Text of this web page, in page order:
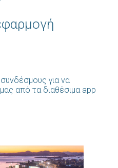
για να
από τα διαθέσιμα app